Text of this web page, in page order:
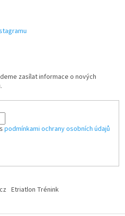
zasílat informace o nových
podmínkami ochrany osobních údajů
Etriatlon Trénink